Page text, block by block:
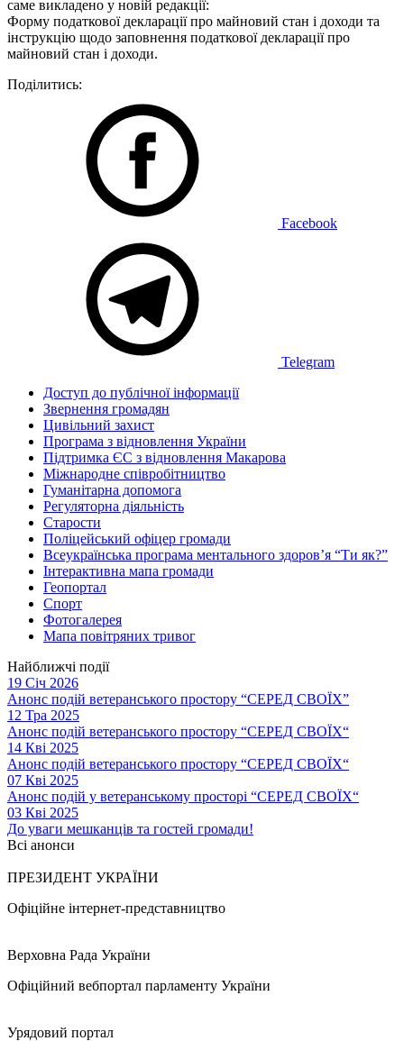
саме викладено у новій редакції:
Форму податкової декларації про майновий стан і доходи та
інструкцію щодо заповнення податкової декларації про
майновий стан і доходи.
Поділитись:
Facebook
Telegram
Доступ до публічної інформації
Звернення громадян
Цивільний захист
Програма з відновлення України
Підтримка ЄС з відновлення Макарова
Міжнародне співробітництво
Гуманітарна допомога
Регуляторна діяльність
Старости
Поліцейський офіцер громади
Всеукраїнська програма ментального здоров’я “Ти як?”
Інтерактивна мапа громади
Геопортал
Спорт
Фотогалерея
Мапа повітряних тривог
Найближчі події
19 Січ 2026
Анонс подій ветеранського простору “СЕРЕД СВОЇХ”
12 Тра 2025
Анонс подій ветеранського простору “СЕРЕД СВОЇХ“
14 Кві 2025
Анонс подій ветеранського простору “СЕРЕД СВОЇХ“
07 Кві 2025
Анонс подій у ветеранському просторі “СЕРЕД СВОЇХ“
03 Кві 2025
До уваги мешканців та гостей громади!
Всі анонси
ПРЕЗИДЕНТ УКРАЇНИ
Офіційне інтернет-представництво
Верховна Рада України
Офіційний вебпортал парламенту України
Урядовий портал